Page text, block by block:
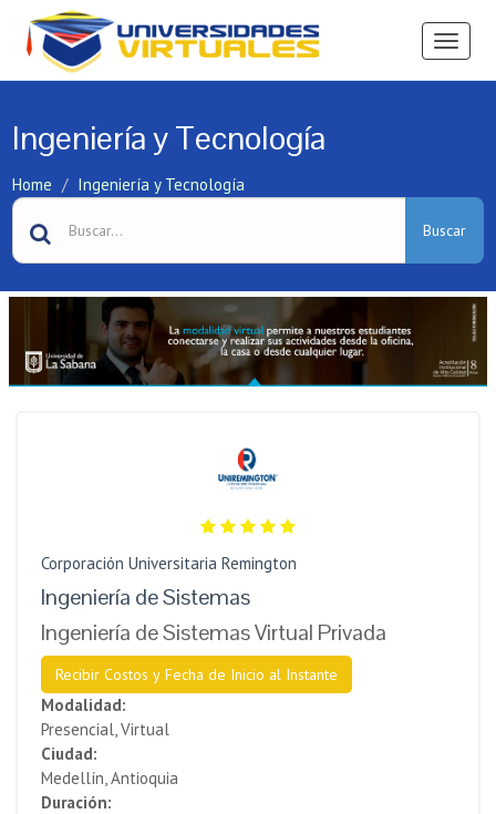
Ver
Ingeniería y Tecnología
Home Ingeniería y Tecnología
Buscar
Corporación Universitaria Remington
Ingeniería de Sistemas
Ingeniería de Sistemas Virtual Privada
Recibir Costos y Fecha de Inicio al Instante
Modalidad:
Presencial, Virtual
Ciudad:
Medellín, Antioquia
Duración: